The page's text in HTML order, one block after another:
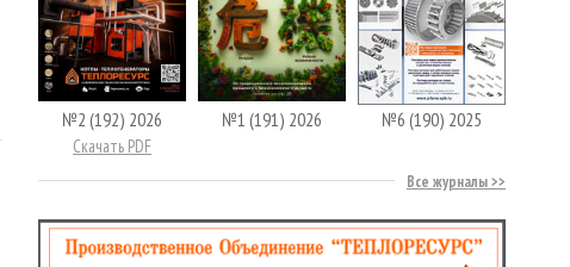
№2 (192) 2026
Скачать PDF
№1 (191) 2026 №6 (190) 2025
Все журналы